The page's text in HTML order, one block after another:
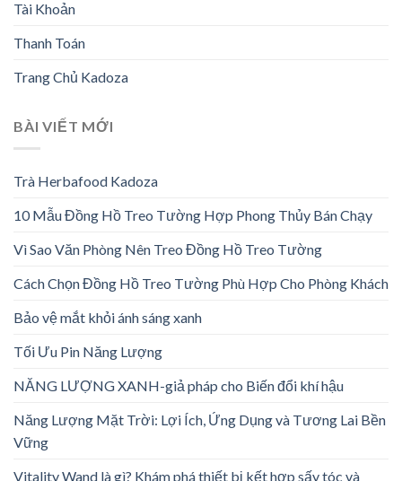
Tài Khoản
Thanh Toán
Trang Chủ Kadoza
BÀI VIẾT MỚI
Trà Herbafood Kadoza
10 Mẫu Đồng Hồ Treo Tường Hợp Phong Thủy Bán Chạy
Vì Sao Văn Phòng Nên Treo Đồng Hồ Treo Tường
Cách Chọn Đồng Hồ Treo Tường Phù Hợp Cho Phòng Khách
Bảo vệ mắt khỏi ánh sáng xanh
Tối Ưu Pin Năng Lượng
NĂNG LƯỢNG XANH-giả pháp cho Biến đổi khí hậu
Năng Lượng Mặt Trời: Lợi Ích, Ứng Dụng và Tương Lai Bền
Vững
Vitality Wand là gì? Khám phá thiết bị kết hợp sấy tóc và